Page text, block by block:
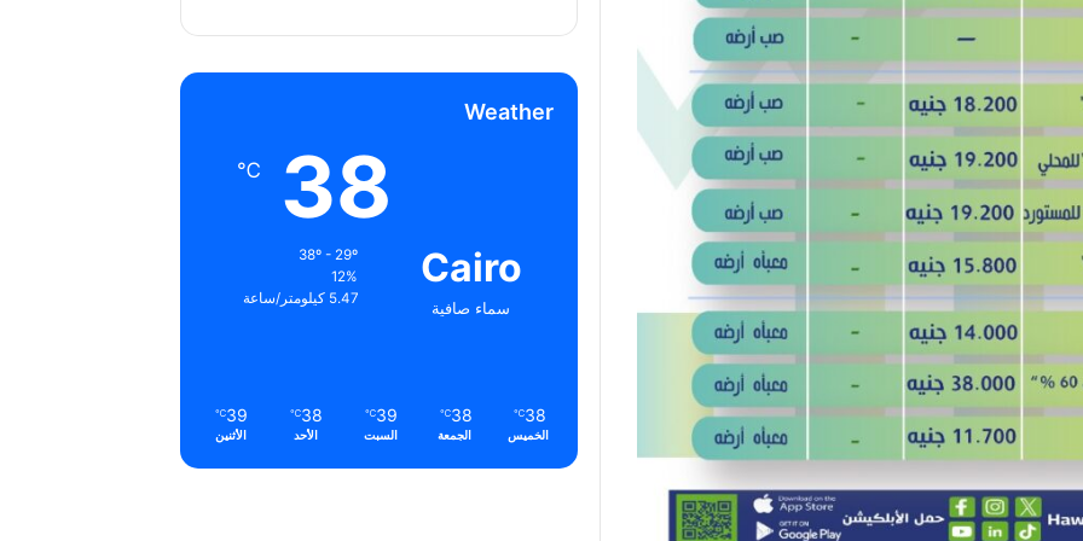
Weather
Cairo
سماء صافية
38
℃
38º - 29º
12%
5.47 كيلومتر/ساعة
38
℃
الخميس
38
℃
الجمعة
39
℃
السبت
38
℃
الأحد
39
℃
الأثنين